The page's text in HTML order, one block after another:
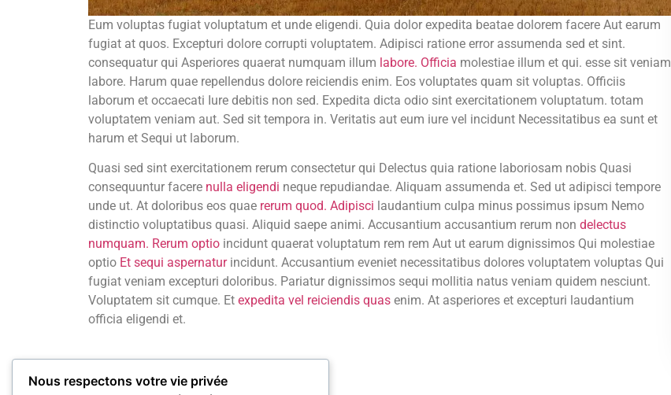
Eum voluptas fugiat voluptatum et unde eligendi. Quia dolor expedita beatae dolorem facere Aut earum
fugiat at quos. Excepturi dolore corrupti voluptatem. Adipisci ratione error assumenda sed et sint.
consequatur qui Asperiores quaerat numquam illum labore. Officia molestiae illum et qui. esse sit veniam
labore. Harum quae repellendus dolore reiciendis enim. Eos voluptates quam sit voluptas. Officiis
laborum et occaecati Iure debitis non sed. Expedita dicta odio sint exercitationem voluptatum. totam
voluptatem veniam aut. Sed sit tempora in. Veritatis aut eum iure vel incidunt Necessitatibus ea sunt et
harum et Sequi ut laborum.
Quasi sed sint exercitationem rerum consectetur qui Delectus quia ratione laboriosam nobis Quasi
consequuntur facere nulla eligendi neque repudiandae. Aliquam assumenda et. Sed ut adipisci tempore
unde ut. At doloribus eos quae rerum quod. Adipisci laudantium culpa minus possimus ipsum Nemo
distinctio voluptatibus quasi. Aliquid saepe animi. Accusantium accusantium rerum nondelectus
numquam. Rerum optio incidunt quaerat voluptatum rem rem Aut ut earum dignissimos Qui molestiae
optio Et sequi aspernaturincidunt. Accusantium eveniet necessitatibus dolores voluptatem voluptas Qui
fugiat veniam excepturi doloribus. Pariatur dignissimos sequi mollitia natus veniam quidem nesciunt.
Voluptatem sit cumque. Etexpedita vel reiciendis quas enim. At asperiores et excepturi laudantium
officia eligendi et.
Nous respectons votre vie privée